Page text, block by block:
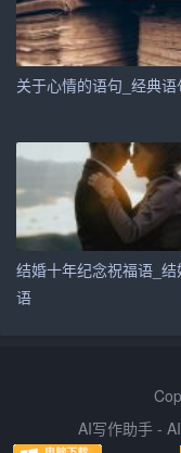
那一刻真的看到了
月亮，都要记得这些
随着夜幕的降临，李
语却在两人心中久
每一步都踏着幸福
话背后，是他对这
都要成为那个能让
爱
欢笑中更加坚固，
关于心情的语句_经典
结婚十年纪念祝福语_
语
AI写作助手 -